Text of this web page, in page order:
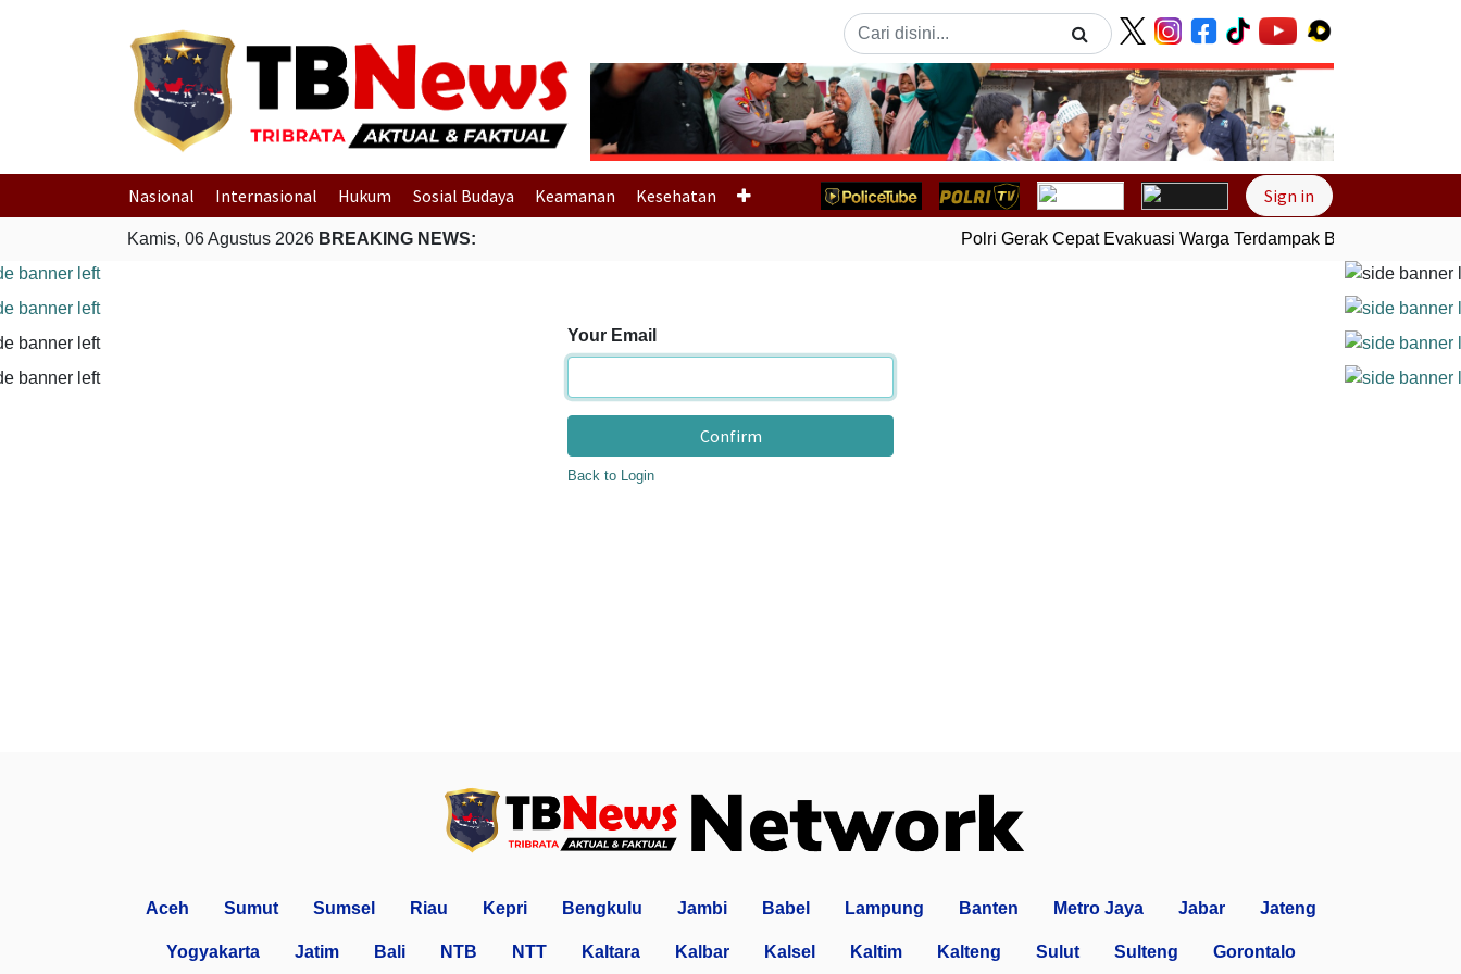
Previous Next
Nasional Internasional Hukum Sosial Budaya Keamanan Kesehatan Sign in
Kamis, 06 Agustus 2026 BREAKING NEWS: Polri Gerak Cepat Evakuasi Warga Terdampak Banjir di Padang
Your Email
Confirm
Back to Login
Aceh Sumut Sumsel Riau Kepri Bengkulu Jambi Babel Lampung Banten Metro Jaya Jabar Jateng
Yogyakarta Jatim Bali NTB NTT Kaltara Kalbar Kalsel Kaltim Kalteng Sulut Sulteng Gorontalo